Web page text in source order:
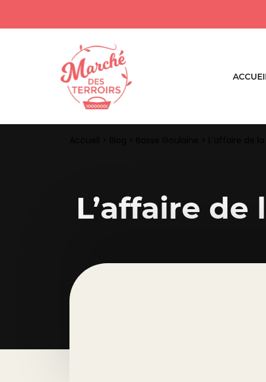
L’affaire de